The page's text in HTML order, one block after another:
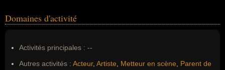
Domaines d'activité
Activités principales : --
Autres activités : Acteur, Artiste Metteur en scène
Parent de